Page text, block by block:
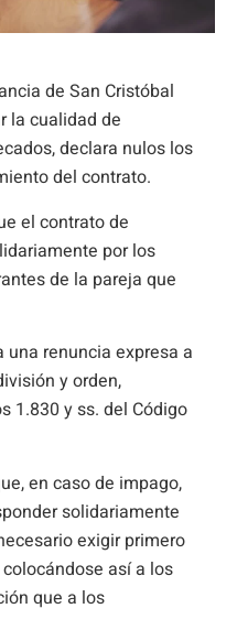
de San Cristóbal
la cualidad de
declara nulos los
del contrato.
el contrato de
por los
de la pareja que
renuncia expresa a
y orden,
1.830 y ss. del Código
en caso de impago,
solidariamente
exigir primero
así a los
que a los